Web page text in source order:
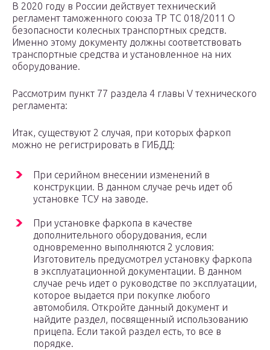
В 2020 году в России действует технический
регламент таможенного союза ТР ТС 018/2011 О
безопасности колесных транспортных средств.
Именно этому документу должны соответствовать
транспортные средства и установленное на них
оборудование.
Рассмотрим пункт 77 раздела 4 главы V технического
регламента:
Итак, существуют 2 случая, при которых фаркоп
можно не регистрировать в ГИБДД:
При серийном внесении изменений в
конструкции. В данном случае речь идет об
установке ТСУ на заводе.
При установке фаркопа в качестве
дополнительного оборудования, если
одновременно выполняются 2 условия:
Изготовитель предусмотрел установку фаркопа
в эксплуатационной документации. В данном
случае речь идет о руководстве по эксплуатации,
которое выдается при покупке любого
автомобиля. Откройте данный документ и
найдите раздел, посвященный использованию
прицепа. Если такой раздел есть, то все в
порядке.